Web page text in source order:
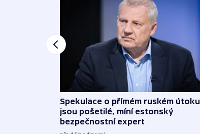
Spekulace o přímém ruském útoku
jsou pošetilé, míní estonský
bezpečnostní expert